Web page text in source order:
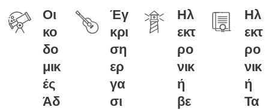
Οι
κο
δο
μικ
ές
Άδ
Έγ
κρι
ση
ερ
γα
σι
Ηλ
εκτ
ρο
νικ
ή
βε
Ηλ
εκτ
ρο
νικ
ή
Τα